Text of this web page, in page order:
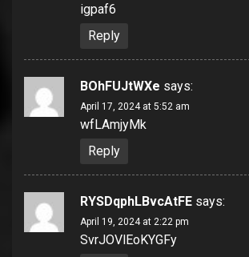
igpaf6
Reply
BOhFUJtWXe says:
April 17, 2024 at 5:52 am
wfLAmjyMk
Reply
RYSDqphLBvcAtFE says:
April 19, 2024 at 2:22 pm
SvrJOVlEoKYGFy